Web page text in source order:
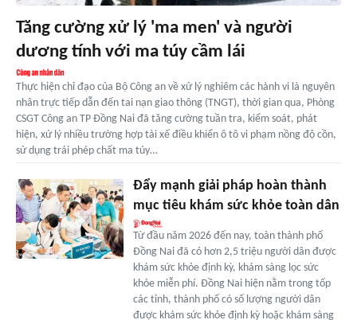
Tăng cường xử lý 'ma men' và người
dương tính với ma túy cầm lái
Thực hiện chỉ đạo của Bộ Công an về xử lý nghiêm các hành vi là nguyên
nhân trực tiếp dẫn đến tai nạn giao thông (TNGT), thời gian qua, Phòng
CSGT Công an TP Đồng Nai đã tăng cường tuần tra, kiểm soát, phát
hiện, xử lý nhiều trường hợp tài xế điều khiển ô tô vi phạm nồng độ cồn,
sử dụng trái phép chất ma túy…
Đẩy mạnh giải pháp hoàn thành
mục tiêu khám sức khỏe toàn dân
Từ đầu năm 2026 đến nay, toàn thành phố
Đồng Nai đã có hơn 2,5 triệu người dân được
khám sức khỏe định kỳ, khám sàng lọc sức
khỏe miễn phí. Đồng Nai hiện nằm trong tốp
các tỉnh, thành phố có số lượng người dân
được khám sức khỏe định kỳ hoặc khám sàng